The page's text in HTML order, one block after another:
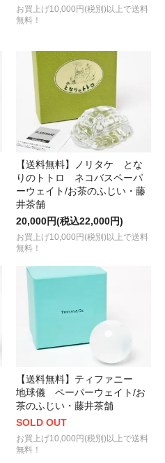
お買上げ10,000円(税別)以上で送料
無料！
【送料無料】ノリタケ とな
りのトトロ ネコバスペーパ
ーウェイト/お茶のふじい・藤
井茶舗
20,000円(税込22,000円)
お買上げ10,000円(税別)以上で送料
無料！
【送料無料】ティファニー
地球儀 ペーパーウェイト/お
茶のふじい・藤井茶舗
SOLD OUT
お買上げ10,000円(税別)以上で送料
無料！